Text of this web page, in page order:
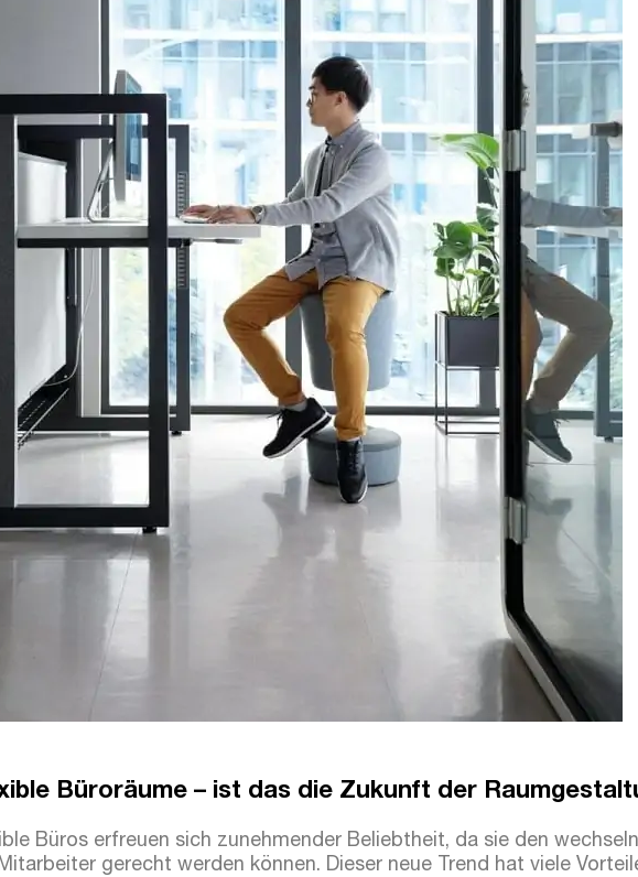
Büroräume – ist das die Zukunft der
Büros erfreuen sich zunehmender Beliebtheit, da sie den
gerecht werden können. Dieser neue Trend hat viele